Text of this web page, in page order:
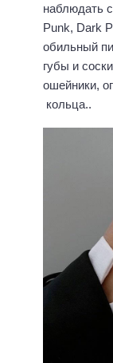
наблюдать
Punk, Dark
обильный
губы и
ошейники,
кольца..